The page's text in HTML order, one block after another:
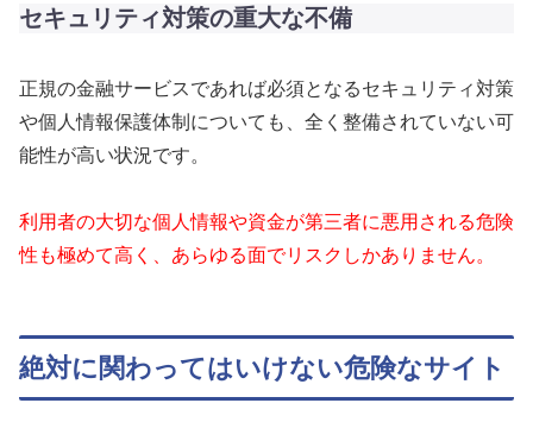
セキュリティ対策の重大な不備
正規の金融サービスであれば必須となるセキュリティ対策
や個人情報保護体制についても、全く整備されていない可
能性が高い状況です。
利用者の大切な個人情報や資金が第三者に悪用される危険
性も極めて高く、あらゆる面でリスクしかありません。
絶対に関わってはいけない危険なサイト